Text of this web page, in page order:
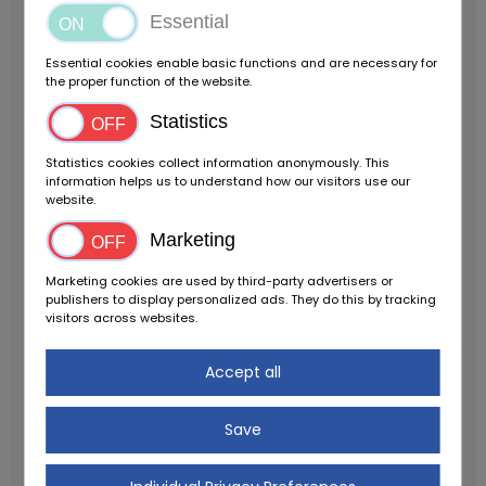
21.500 km (2015) und 22.100 km (2017)
4.000,00 investiert:
abgedichtetGroßer ServiceDiverse kleinere
Reparaturen
Edition:Die Baureihe R129 (19892001) steht für
fortschrittliche Technik, höchste
Verarbeitungsqualität und zeitloses Design. Das
Sondermodell SL Edition (P28) wurde als besondere
Variante mit werksseitigen Ausstattungs- und
Designakzenten angeboten. Mit nur 708 gebauten
Fahrzeugen ist diese Edition heute eine gesuchte
Rarität für Sammler.Der Mercedes-Benz SL 320 SL
Edition ist ein exklusives Sammlerstück. Mit nur
26.000 km Laufleistung, seinem Sondermodellstatus
(eine von nur 708 Einheiten!) und einem
hervorragenden Pflegezustand ist er eine seltene
Gelegenheit für Kenner und Liebhaber der R129-
Baureihe.Mehrfach verfügbar weitere Mercedes-
Essential
Essential cookies enable basic functions and are necessary for
the proper function of the website.
Statistics
Statistics cookies collect information anonymously. This
information helps us to understand how our visitors use our
website.
Marketing
Marketing cookies are used by third-party advertisers or
publishers to display personalized ads. They do this by tracking
visitors across websites.
Accept all
Save